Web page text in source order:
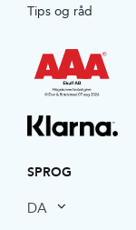
Tips og råd
SPROG
DA